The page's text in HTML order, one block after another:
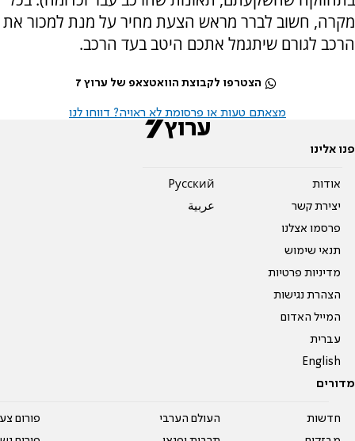
מקרה, חשוב לברר מראש הצעת מחיר על מנת למכור את
הרכב לגורם שיתגמל אתכם היטב בעד הרכב.
הצטרפו לקבוצת הוואטצאפ של ערוץ 7
מצאתם טעות או פרסומת לא ראויה? דווחו לנו
פנו אלינו
אודות
יצירת קשר
פרסמו אצלנו
תנאי שימוש
מדיניות פרטיות
הצהרת נגישות
המייל האדום
עברית
English
Pусский
عربية
מדורים
חדשות
העולם הערבי
פורום